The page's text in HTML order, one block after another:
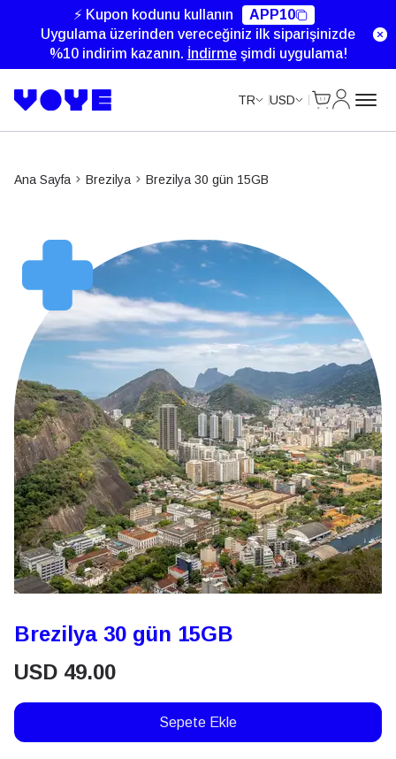
⚡ Kupon kodunu kullanın
APP10
Uygulama üzerinden vereceğiniz ilk siparişinizde
%10 indirim kazanın. İndirmeşimdi uygulama!
TR USD
Ana Sayfa Brezilya Brezilya 30 gün 15GB
Brezilya 30 gün 15GB
USD 49.00
Sepete Ekle
Unlimited Data
Unlimited Data
Unlimited Data
Unlimited Data